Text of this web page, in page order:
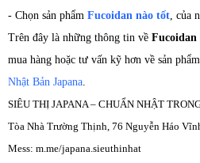
- Chọn sản phẩm Fucoidan nào tốt , của
Trên đây là những thông tin về Fucoidan
mua hàng hoặc tư vấn kỹ hơn về sản
Nhật Bản Japana
SIÊU THỊ JAPANA – CHUẨN NHẬT
Tòa Nhà Trường Thịnh, 76 Nguyễn Háo
Mess: m.me/japana.sieuthinhat